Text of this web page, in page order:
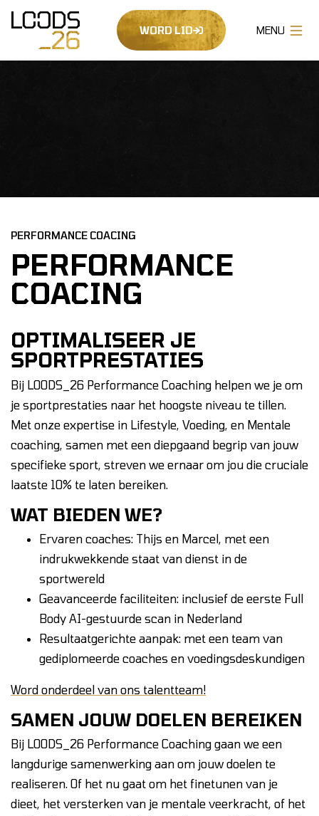
WORD LID
PERFORMANCE COACING
PERFORMANCE
COACING
OPTIMALISEER JE
SPORTPRESTATIES
Bij LOODS_26 Performance Coaching helpen we je om
je sportprestaties naar het hoogste niveau te tillen.
Met onze expertise in Lifestyle, Voeding, en Mentale
coaching, samen met een diepgaand begrip van jouw
specifieke sport, streven we ernaar om jou die cruciale
laatste 10% te laten bereiken.
WAT BIEDEN WE?
Ervaren coaches: Thijs en Marcel, met een
indrukwekkende staat van dienst in de
sportwereld
Geavanceerde faciliteiten: inclusief de eerste Full
Body AI-gestuurde scan in Nederland
Resultaatgerichte aanpak: met een team van
gediplomeerde coaches en voedingsdeskundigen
Word onderdeel van ons talentteam!
SAMEN JOUW DOELEN BEREIKEN
Bij LOODS_26 Performance Coaching gaan we een
langdurige samenwerking aan om jouw doelen te
realiseren. Of het nu gaat om het finetunen van je
dieet, het versterken van je mentale veerkracht, of het